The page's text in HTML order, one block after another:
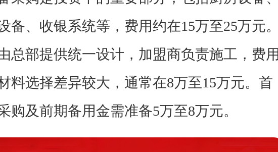
备、收银系统等，费用约在15万至25万元。
总部提供统一设计，加盟商负责施工，费用
料选择差异较大，通常在8万至15万元。首
购及前期备用金需准备5万至8万元。